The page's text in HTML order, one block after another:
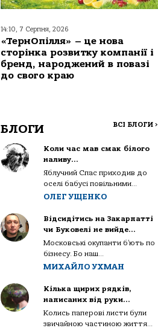
14:10, 7 Серпня, 2026
«ТернОпілля» – це нова
сторінка розвитку компанії і
бренд, народжений в повазі
до свого краю
БЛОГИ ВСІ БЛОГИ >
Коли час мав смак білого
наливу…
Яблучний Спас приходив до
оселі бабусі повільними...
ОЛЕГ УЩЕНКО
Відсидітись на Закарпатті
чи Буковелі не вийде…
Московські окупанти б’ють по
бізнесу. Бо наш...
МИХАЙЛО УХМАН
Кілька щирих рядків,
написаних від руки…
Колись паперові листи були
звичайною частиною життя...